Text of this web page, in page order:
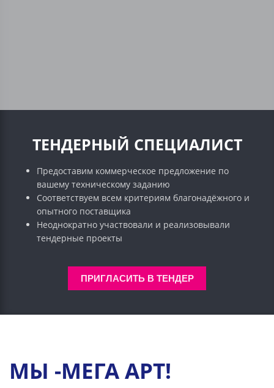
ТЕНДЕРНЫЙ СПЕЦИАЛИСТ
Предоставим коммерческое предложение по
вашему техническому заданию
Соответствуем всем критериям благонадёжного и
опытного поставщика
Неоднократно участвовали и реализовывали
тендерные проекты
ПРИГЛАСИТЬ В ТЕНДЕР
МЫ -МЕГА АРТ!